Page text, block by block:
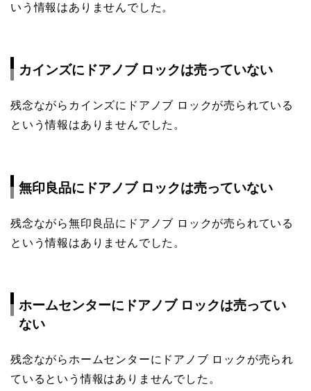
いう情報はありませんでした。
カインズにドアノブ ロックは売っていない
残念ながらカインズにドアノブ ロックが売られている
という情報はありませんでした。
無印良品にドアノブ ロックは売っていない
残念ながら無印良品にドアノブ ロックが売られている
という情報はありませんでした。
ホームセンターにドアノブ ロックは売ってい
ない
残念ながらホームセンターにドアノブ ロックが売られ
ているという情報はありませんでした。